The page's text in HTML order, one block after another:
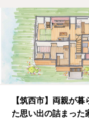
【筑西市】両親が暮
た思い出の詰まった